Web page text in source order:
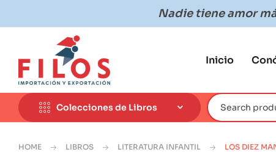
Nadie tiene amor
Inicio
Colecciones de Libros
HOME LIBROS LITERATURA INFANTIL LOS DIEZ